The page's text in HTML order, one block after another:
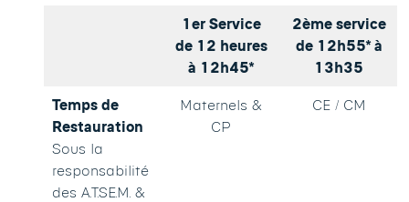
1er Service
de 12 heures
à 12h45*
2ème service
de 12h55* à
13h35
Temps de
Restauration
Sous la
responsabilité
des A.T.SE.M. &
Maternels &
CP
CE / CM